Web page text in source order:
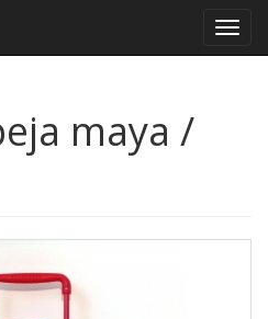
maya /